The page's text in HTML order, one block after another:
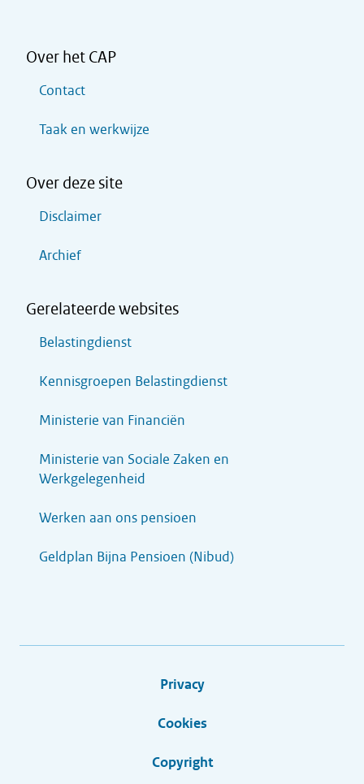
Over het CAP
Contact
Taak en werkwijze
Over deze site
Disclaimer
Archief
Gerelateerde websites
Belastingdienst
Kennisgroepen Belastingdienst
Ministerie van Financiën
Ministerie van Sociale Zaken en
Werkgelegenheid
Werken aan ons pensioen
Geldplan Bijna Pensioen (Nibud)
Privacy
Cookies
Copyright